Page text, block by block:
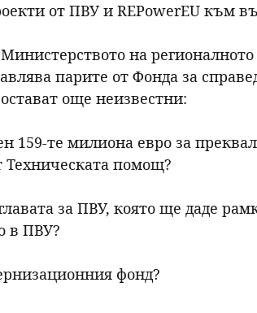
от ПВУ и REPowerEU към
на
парите от Фонда за
още неизвестни:
159-те милиона евро за
Техническата помощ?
за ПВУ, която ще даде
в ПВУ?
фонд?